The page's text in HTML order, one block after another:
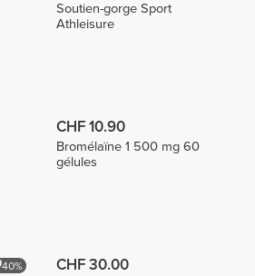
Soutien-gorge Sport
Athleisure
CHF 10.90
Bromélaïne 1 500 mg 60
gélules
40% CHF 30.00